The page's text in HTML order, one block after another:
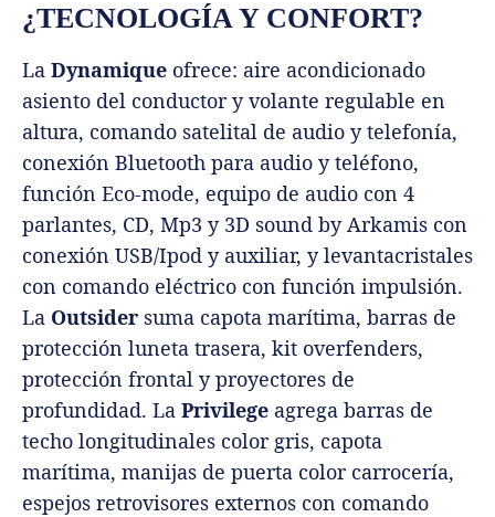
¿TECNOLOGÍA Y CONFORT?
La Dynamique ofrece: aire acondicionado
asiento del conductor y volante regulable en
altura, comando satelital de audio y telefonía,
conexión Bluetooth para audio y teléfono,
función Eco-mode, equipo de audio con 4
parlantes, CD, Mp3 y 3D sound by Arkamis con
conexión USB/Ipod y auxiliar, y levantacristales
con comando eléctrico con función impulsión.
La Outsider suma capota marítima, barras de
protección luneta trasera, kit overfenders,
protección frontal y proyectores de
profundidad. La Privilege agrega barras de
techo longitudinales color gris, capota
marítima, manijas de puerta color carrocería,
espejos retrovisores externos con comando